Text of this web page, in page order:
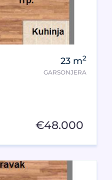
23 m2
GARSONJERA
€48.000